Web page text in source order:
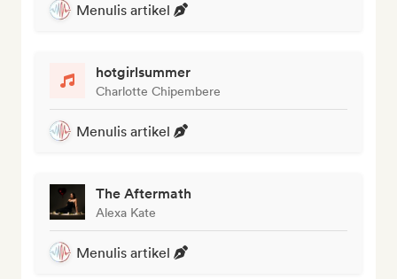
Menulis artikel
hotgirlsummer
Charlotte Chipembere
Menulis artikel
The Aftermath
Alexa Kate
Menulis artikel